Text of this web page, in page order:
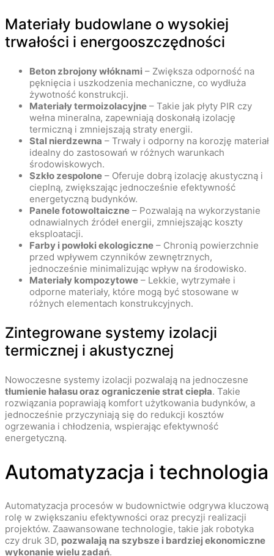
Materiały budowlane o wysokiej
trwałości i energooszczędności
Beton zbrojony włóknami – Zwiększa odporność na
pęknięcia i uszkodzenia mechaniczne, co wydłuża
żywotność konstrukcji.
Materiały termoizolacyjne – Takie jak płyty PIR czy
wełna mineralna, zapewniają doskonałą izolację
termiczną i zmniejszają straty energii.
Stal nierdzewna – Trwały i odporny na korozję materiał
idealny do zastosowań w różnych warunkach
środowiskowych.
Szkło zespolone – Oferuje dobrą izolację akustyczną i
cieplną, zwiększając jednocześnie efektywność
energetyczną budynków.
Panele fotowoltaiczne – Pozwalają na wykorzystanie
odnawialnych źródeł energii, zmniejszając koszty
eksploatacji.
Farby i powłoki ekologiczne – Chronią powierzchnie
przed wpływem czynników zewnętrznych,
jednocześnie minimalizując wpływ na środowisko.
Materiały kompozytowe – Lekkie, wytrzymałe i
odporne materiały, które mogą być stosowane w
różnych elementach konstrukcyjnych.
Zintegrowane systemy izolacji
termicznej i akustycznej
Nowoczesne systemy izolacji pozwalają na jednoczesne
tłumienie hałasu oraz ograniczenie strat ciepła. Takie
rozwiązania poprawiają komfort użytkowania budynków, a
jednocześnie przyczyniają się do redukcji kosztów
ogrzewania i chłodzenia, wspierając efektywność
energetyczną.
Automatyzacja i technologia
Automatyzacja procesów w budownictwie odgrywa kluczową
rolę w zwiększaniu efektywności oraz precyzji realizacji
projektów. Zaawansowane technologie, takie jak robotyka
czy druk 3D, pozwalają na szybsze i bardziej ekonomiczne
wykonanie wielu zadań.